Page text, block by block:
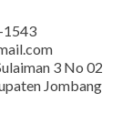
1543
3 No 02
Jombang